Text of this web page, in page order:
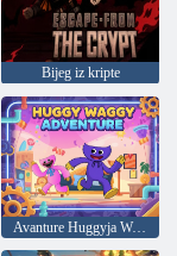
Bijeg iz kripte
Avanture Huggyja Wagge